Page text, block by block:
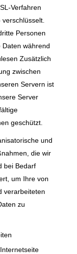
Verfahren
Personen
Daten während
Zusätzlich
zwischen
Servern ist
Server
geschützt.
und
die wir
bei Bedarf
um Ihre von
verarbeiteten
zu